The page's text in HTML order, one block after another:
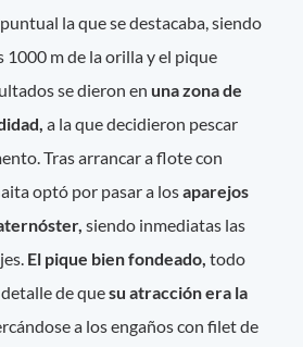
la que se destacaba, siendo
1000 m de la orilla y el pique
se dieron en una zona de
a la que decidieron pescar
Tras arrancar a flote con
optó por pasar a losaparejos
siendo inmediatas las
El pique bien fondeado,todo
de quesu atracción era la
a los engaños con filet de